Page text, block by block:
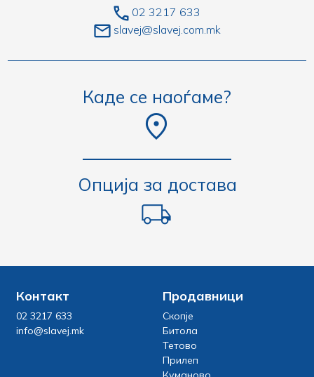
02 3217 633
slavej@slavej.com.mk
Каде се наоѓаме?
Опција за достава
Контакт
02 3217 633
info@slavej.mk
Продавници
Скопје
Битола
Тетово
Прилеп